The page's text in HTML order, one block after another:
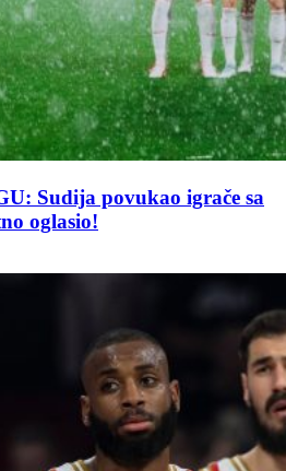
Sudija povukao igrače sa
oglasio!